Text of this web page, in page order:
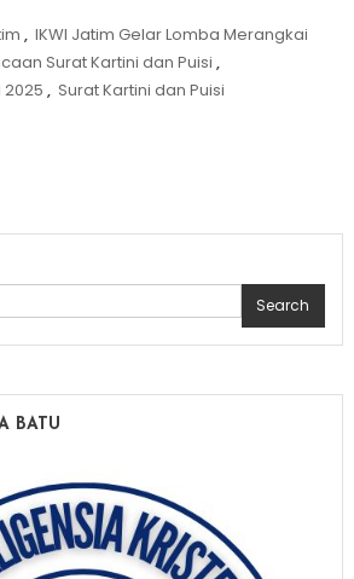
, IKWI Jatim Gelar Lomba Merangkai
Surat Kartini dan Puisi ,
, Surat Kartini dan Puisi
Search
BATU